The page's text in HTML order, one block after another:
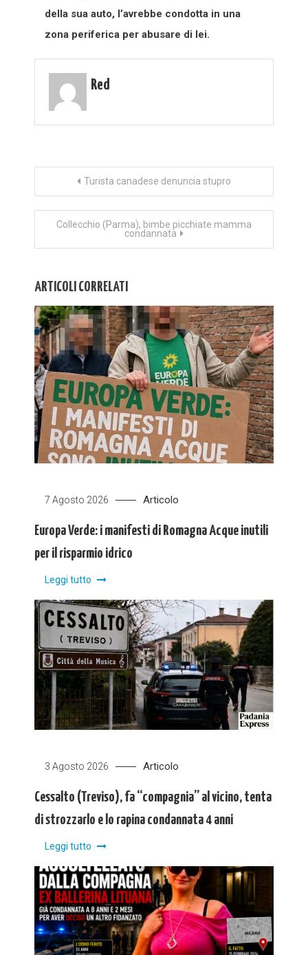
della sua auto, l’avrebbe condotta in una
zona periferica per abusare di lei.
Red
Navigazione
articoli
Turista canadese denuncia stupro
Collecchio (Parma), bimbe picchiate mamma
condannata
ARTICOLI CORRELATI
7 Agosto 2026 Articolo
Europa Verde: i manifesti di Romagna Acque inutili
per il risparmio idrico
Leggi tutto
3 Agosto 2026 Articolo
Cessalto (Treviso), fa “compagnia” al vicino, tenta
di strozzarlo e lo rapina condannata 4 anni
Leggi tutto